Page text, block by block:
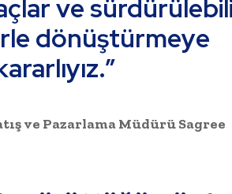
ve
dönüştürmeye
ve Pazarlama Müdürü Sagree